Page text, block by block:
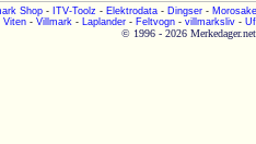
Shop- ITV-Toolz - Elektrodata- Dingser-
Viten - Villmark - Laplander - Feltvogn - villmarksliv -
© 1996 - 2026 Merkedager.net